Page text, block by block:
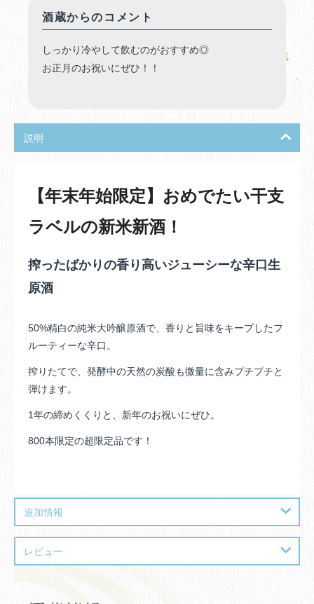
酒蔵からのコメント
しっかり冷やして飲むのがおすすめ◎
お正月のお祝いにぜひ！！
説明
【年末年始限定】おめでたい干支
ラベルの新米新酒！
搾ったばかりの香り高いジューシーな辛口生
原酒
50%精白の純米大吟醸原酒で、香りと旨味をキープしたフ
ルーティーな辛口。
搾りたてで、発酵中の天然の炭酸も微量に含みプチプチと
弾けます。
1年の締めくくりと、新年のお祝いにぜひ。
800本限定の超限定品です！
追加情報
レビュー